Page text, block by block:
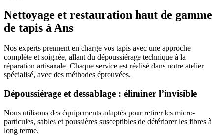
Nettoyage et restauration haut de gamme
de tapis à Ans
Nos experts prennent en charge vos tapis avec une approche
complète et soignée, allant du dépoussiérage technique à la
réparation artisanale. Chaque service est réalisé dans notre atelier
spécialisé, avec des méthodes éprouvées.
Dépoussiérage et dessablage : éliminer l’invisible
Nous utilisons des équipements adaptés pour retirer les micro-
particules, sables et poussières susceptibles de détériorer les fibres à
long terme.